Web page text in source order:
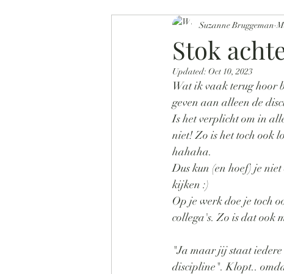
Stok
Suzanne Bruggeman
Updated: Oct 10, 2023
Wat ik vaak terug hoor
geven aan alleen de
Is het verplicht om in
niet! Zo is het toch ook
hahaha.
Dus kun (en hoef) je
kijken :)
Op je werk doe je toch
collega's. Zo is dat ook
"Ja maar jij staat
discipline". Klopt..